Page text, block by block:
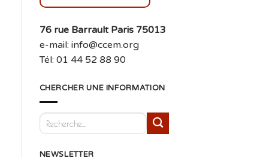
76 rue Barrault Paris 75013
e-mail: info@ccem.org
Tél: 01 44 52 88 90
CHERCHER UNE INFORMATION
NEWSLETTER